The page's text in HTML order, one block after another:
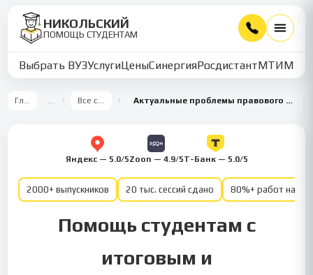
НИКОЛЬСКИЙ
ПОМОЩЬ СТУДЕНТАМ
Выбрать ВУЗУслугиЦеныСинергияРосдистантМТИММУ
Главная … Все семестры Актуальные проблемы правового регулирования корпоративных отношений 4 семестр
Яндекс — 5.0/5Zoon — 4.9/5Т-Банк — 5.0/5
2000+ выпускников 20 тыс. сессий сдано 80%+ работ на
Помощь студентам с
итоговым и